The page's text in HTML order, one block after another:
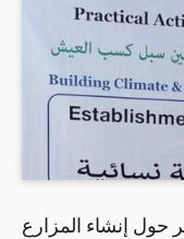
حول إنشاء المزارع